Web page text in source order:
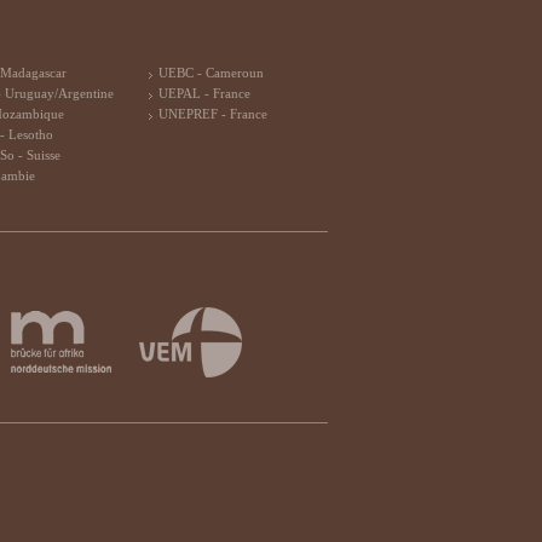
Uruguay/Argentine
Lesotho
- Suisse
UEBC - Cameroun
UEPAL - France
UNEPREF - France